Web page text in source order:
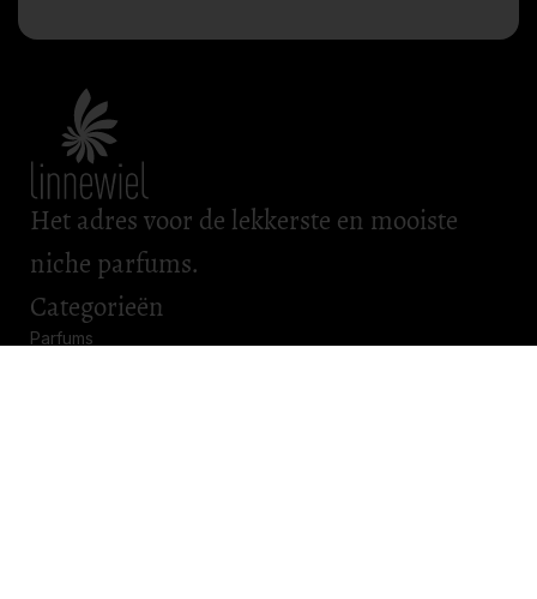
Het adres voor de lekkerste en mooiste
niche parfums.
Categorieën
Parfums